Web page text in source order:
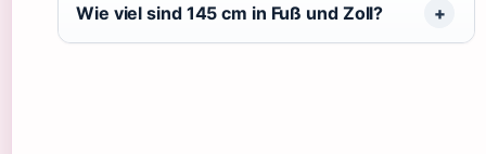
Wie viel sind 145 cm in Fuß und Zoll?